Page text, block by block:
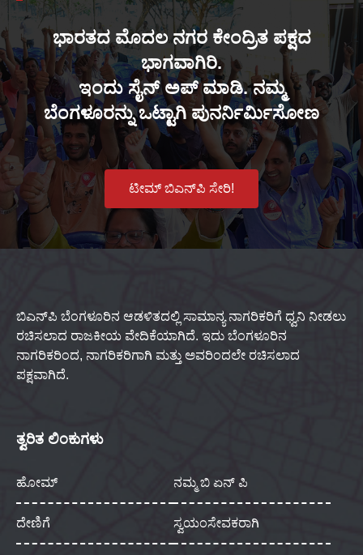
ಭಾರತದ ಮೊದಲ ನಗರ ಕೇಂದ್ರಿತ ಪಕ್ಷದ
ಭಾಗವಾಗಿರಿ.
ಇಂದು ಸೈನ್ ಅಪ್ ಮಾಡಿ. ನಮ್ಮ
ಬೆಂಗಳೂರನ್ನು ಒಟ್ಟಾಗಿ ಪುನರ್ನಿರ್ಮಿಸೋಣ
ಟೀಮ್ ಬಿಎನ್‌ಪಿ ಸೇರಿ!
ಬಿಎನ್‌ಪಿ ಬೆಂಗಳೂರಿನ ಆಡಳಿತದಲ್ಲಿ ಸಾಮಾನ್ಯ ನಾಗರಿಕರಿಗೆ ಧ್ವನಿ ನೀಡಲು
ರಚಿಸಲಾದ ರಾಜಕೀಯ ವೇದಿಕೆಯಾಗಿದೆ. ಇದು ಬೆಂಗಳೂರಿನ
ನಾಗರಿಕರಿಂದ, ನಾಗರಿಕರಿಗಾಗಿ ಮತ್ತು ಅವರಿಂದಲೇ ರಚಿಸಲಾದ
ಪಕ್ಷವಾಗಿದೆ.
ತ್ವರಿತ ಲಿಂಕುಗಳು
ಹೋಮ್ ನಮ್ಮ ಬಿ ಏನ್ ಪಿ
ದೇಣಿಗೆ ಸ್ವಯಂಸೇವಕರಾಗಿ